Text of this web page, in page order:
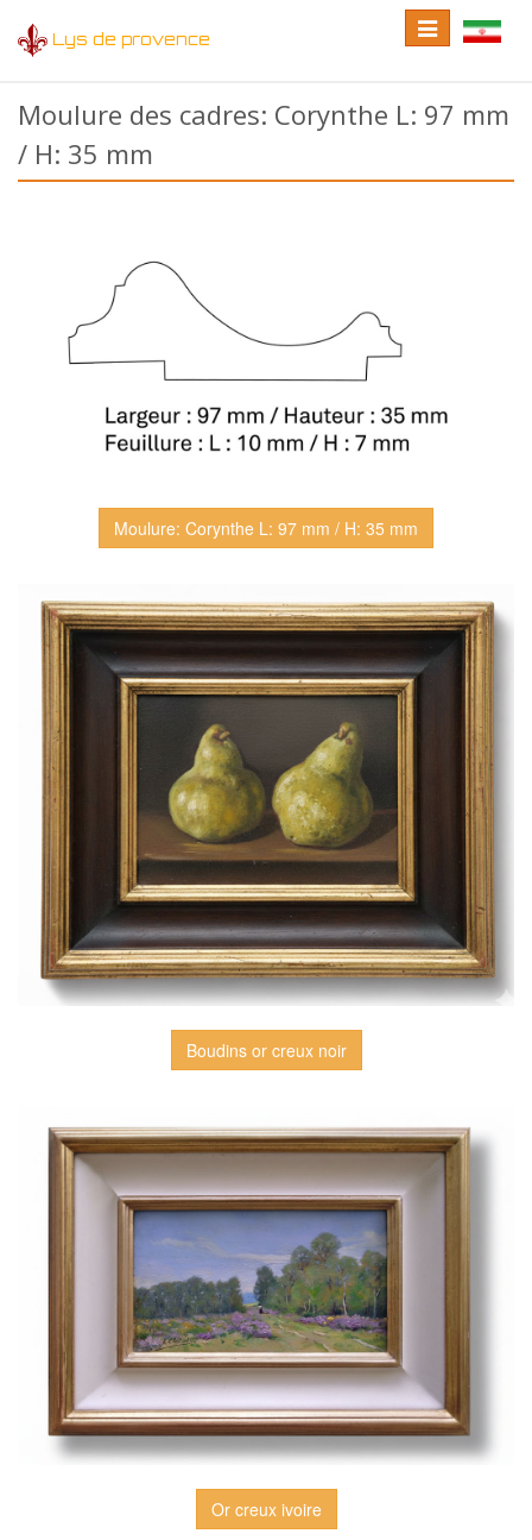
Lys de provence
Toggle
Toggle
navigation
Moulure des cadres: Corynthe L: 97 mm
/ H: 35 mm
Moulure: Corynthe L: 97 mm / H: 35 mm
Boudins or creux noir
Or creux ivoire